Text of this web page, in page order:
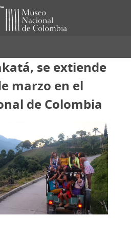
se extiende
marzo en el
de Colombia